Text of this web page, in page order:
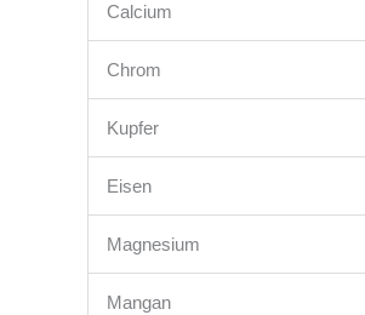
Calcium
Chrom
Kupfer
Eisen
Magnesium
Mangan